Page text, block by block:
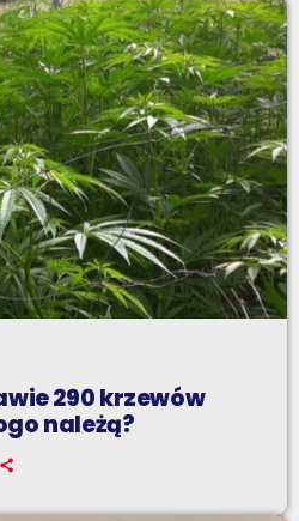
290 krzewów
należą?